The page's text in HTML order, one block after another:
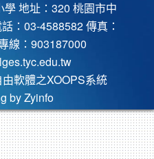
地址：320 桃園市中
：03-4588582 傳真：
線：903187000
軟體之XOOPS系統
by Zyinfo